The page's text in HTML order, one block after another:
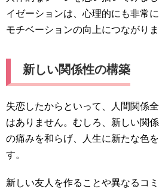
イゼーションは、心理的にも非常
モチベーションの向上につながりま
新しい関係性の構築
失恋したからといって、人間関係
はありません。むしろ、新しい関
の痛みを和らげ、人生に新たな色
す。
新しい友人を作ることや異なるコ